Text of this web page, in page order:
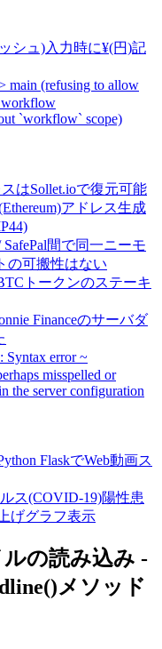
シュ)入力時に¥(円)記
main (refusing to allow
workflow
`workflow` scope)
はSollet.ioで復元可能
アドレス生成
SafePal間で同一ニーモ
の可搬性はない
トークンのステーキ
Financeのサーバダ
error ~
misspelled or
the server configuration
FlaskでWeb動画ス
ス(COVID-19)陽性患
げグラフ表示
の読み込み -
メソッド